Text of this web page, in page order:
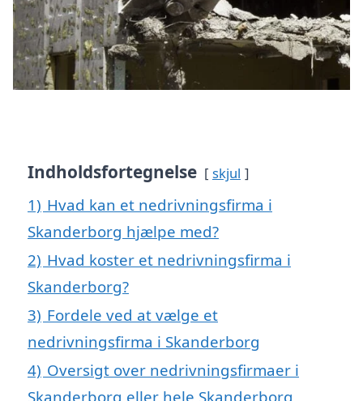
Indholdsfortegnelse skjul
1) Hvad kan et nedrivningsfirma i
Skanderborg hjælpe med?
2) Hvad koster et nedrivningsfirma i
Skanderborg?
3) Fordele ved at vælge et
nedrivningsfirma i Skanderborg
4) Oversigt over nedrivningsfirmaer i
Skanderborg eller hele Skanderborg